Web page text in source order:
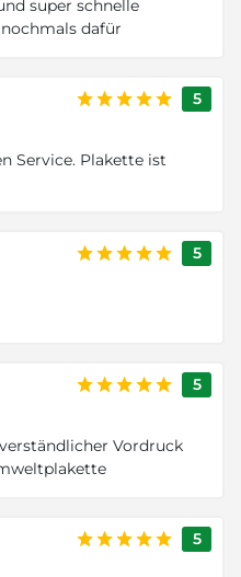
super schnelle
dafür
5
Service. Plakette ist
5
5
Vordruck
5